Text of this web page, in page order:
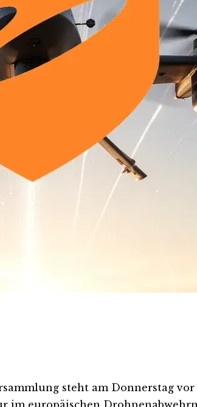
steht am Donnerstag
im europäischen